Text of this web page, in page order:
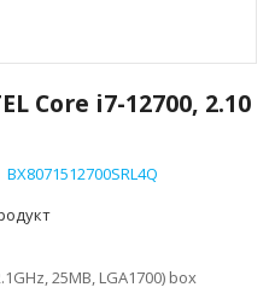
Core i7-12700, 2.10
BX8071512700SRL4Q
25MB, LGA1700) box